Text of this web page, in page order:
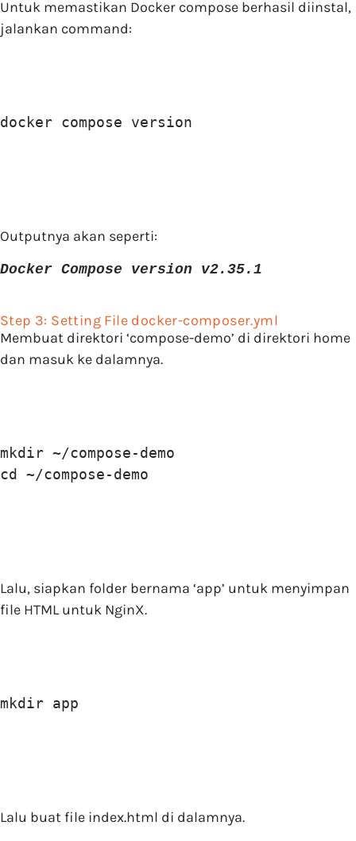
Untuk memastikan Docker compose berhasil diinstal,
jalankan command:
docker compose version
Outputnya akan seperti:
Docker Compose version v2.35.1
Step 3: Setting File docker-composer.yml
Membuat direktori ‘compose-demo’ di direktori home
dan masuk ke dalamnya.
mkdir ~/compose-demo
cd ~/compose-demo
Lalu, siapkan folder bernama ‘app’ untuk menyimpan
file HTML untuk NginX.
mkdir app
Lalu buat file index.html di dalamnya.